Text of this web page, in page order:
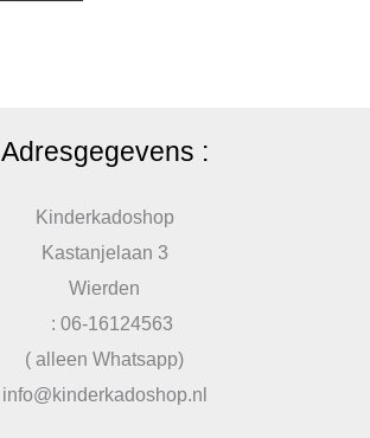
Adresgegevens :
Kinderkadoshop
Kastanjelaan 3
Wierden
: 06-16124563
( alleen Whatsapp)
info@kinderkadoshop.nl